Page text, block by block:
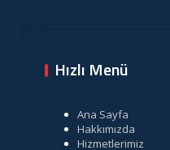
Hızlı Menü
Ana Sayfa
Hakkımızda
Hizmetlerimiz